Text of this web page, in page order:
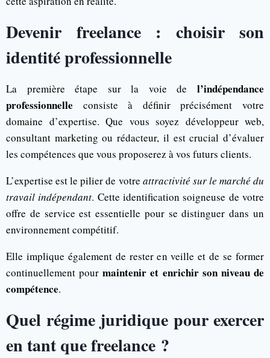
Devenir freelance : choisir son
identité professionnelle
La première étape sur la voie de l’indépendance
professionnelle consiste à définir précisément votre
domaine d’expertise. Que vous soyez développeur web,
consultant marketing ou rédacteur, il est crucial d’évaluer
les compétences que vous proposerez à vos futurs clients.
L’expertise est le pilier de votre attractivité sur le marché du
travail indépendant. Cette identification soigneuse de votre
offre de service est essentielle pour se distinguer dans un
environnement compétitif.
Elle implique également de rester en veille et de se former
continuellement pourmaintenir et enrichir son niveau de
compétence.
Quel régime juridique pour exercer
en tant que freelance ?